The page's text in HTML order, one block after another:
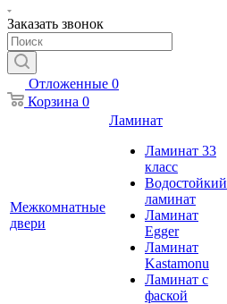
Заказать звонок
Отложенные 0
Корзина 0
Межкомнатные
двери
Ламинат
Ламинат 33
класс
Водостойкий
ламинат
Ламинат
Egger
Ламинат
Kastamonu
Ламинат с
фаской